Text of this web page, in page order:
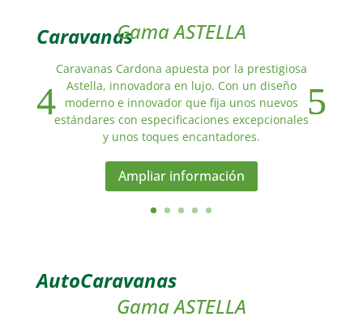
CaravanasGama ASTELLA
Caravanas Cardona apuesta por la prestigiosa
Astella, innovadora en lujo. Con un diseño
moderno e innovador que fija unos nuevos
estándares con especificaciones excepcionales
y unos toques encantadores.
Ampliar información
AutoCaravanas
Gama ASTELLA